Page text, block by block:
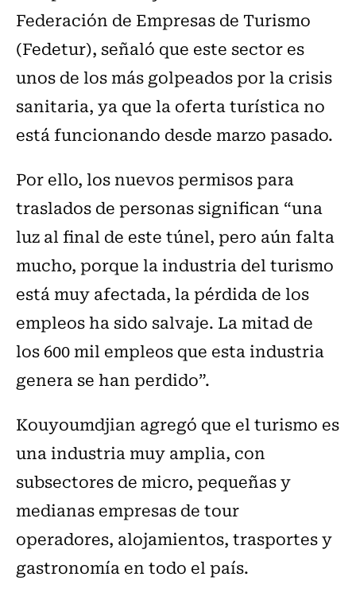
Federación de Empresas de Turismo
(Fedetur), señaló que este sector es
unos de los más golpeados por la crisis
sanitaria, ya que la oferta turística no
está funcionando desde marzo pasado.
Por ello, los nuevos permisos para
traslados de personas significan “una
luz al final de este túnel, pero aún falta
mucho, porque la industria del turismo
está muy afectada, la pérdida de los
empleos ha sido salvaje. La mitad de
los 600 mil empleos que esta industria
genera se han perdido”.
Kouyoumdjian agregó que el turismo es
una industria muy amplia, con
subsectores de micro, pequeñas y
medianas empresas de tour
operadores, alojamientos, trasportes y
gastronomía en todo el país.